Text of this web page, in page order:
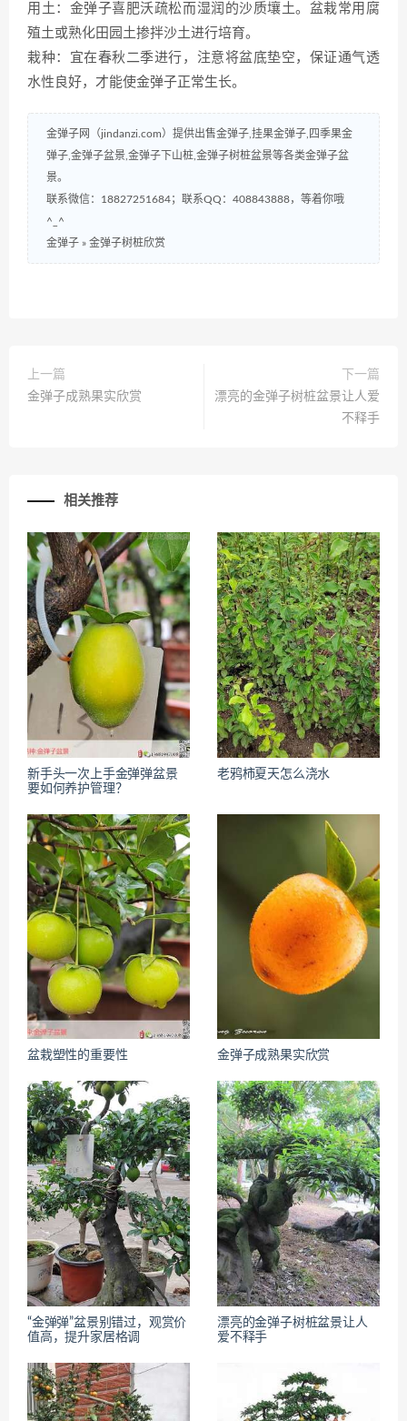
用土：金弹子喜肥沃疏松而湿润的沙质壤土。盆栽常用腐
殖土或熟化田园土掺拌沙土进行培育。
栽种：宜在春秋二季进行，注意将盆底垫空，保证通气透
水性良好，才能使金弹子正常生长。
金弹子网（jindanzi.com）提供出售金弹子,挂果金弹子,四季果金
弹子,金弹子盆景,金弹子下山桩,金弹子树桩盆景等各类金弹子盆
景。
联系微信：18827251684；联系QQ：408843888，等着你哦
^_^
金弹子 » 金弹子树桩欣赏
上一篇
金弹子成熟果实欣赏
下一篇
漂亮的金弹子树桩盆景让人爱
不释手
相关推荐
新手头一次上手金弹弹盆景
要如何养护管理？
老鸦柿夏天怎么浇水
盆栽塑性的重要性 金弹子成熟果实欣赏
“金弹弹”盆景别错过，观赏价
值高，提升家居格调
漂亮的金弹子树桩盆景让人
爱不释手